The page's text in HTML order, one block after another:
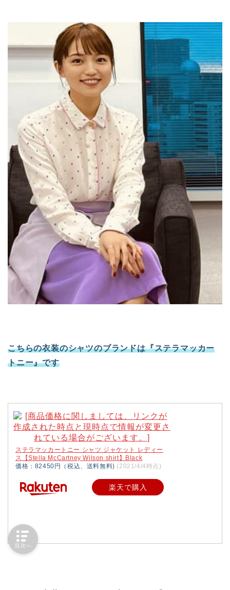
こちらの衣装のシャツのブランドは『ステラマッカー
トニー』です
ステラマッカートニー シャツ ジャケット レディー
ス【Stella McCartney Wilson shirt】Black
価格：82450円（税込、送料無料) (2021/4/4時点)
楽天で購入
目次へ